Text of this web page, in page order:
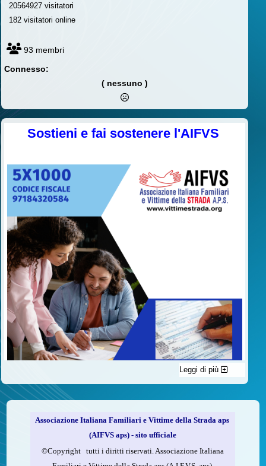
20564927 visitatori
182 visitatori online
93 membri
Connesso:
( nessuno )
Sostieni e fai sostenere l'AIFVS
C'è un modo di contribuire alle attività dell’A.I.F.V.S. a favore
delle vittime della strada e per dare giustizia ai superstiti ed ai
loro familiari che non costa nulla: devolvere il 5 per mille della
Compila la scheda CUD o del modello 730.
Firma nel riquadro indicato come “Sostegno delle
Leggi di più
Associazione Italiana Familiari e Vittime della Strada aps
(AIFVS aps) - sito ufficiale
©​Copyright tutti i diritti riservati. Associazione Italiana